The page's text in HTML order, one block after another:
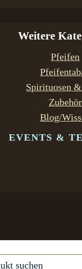
Weitere
Pfeifen
Spirituosen
Zubehör
Blog/
EVENTS &